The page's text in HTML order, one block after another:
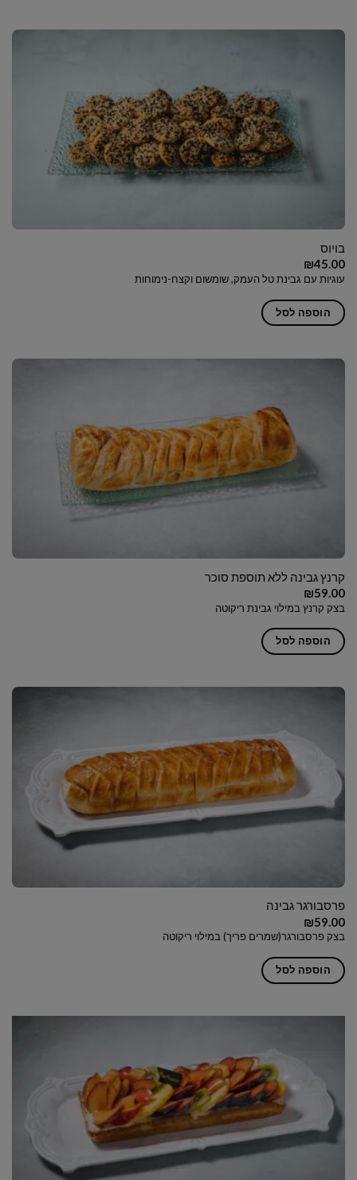
בויוס
₪45.00
עוגיות עם גבינת טל העמק, שומשום וקצח-נימוחות
הוספה לסל
קרנץ גבינה ללא תוספת סוכר
₪59.00
בצק קרנץ במילוי גבינת ריקוטה
הוספה לסל
פרסבורגר גבינה
₪59.00
בצק פרסבורגר(שמרים פריך) במילוי ריקוטה
הוספה לסל